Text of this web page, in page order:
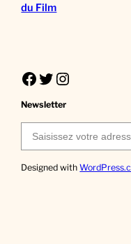
du Film
Facebook Twitter Instagram
Newsletter
Saisissez votre adresse e-mail…
Designed with